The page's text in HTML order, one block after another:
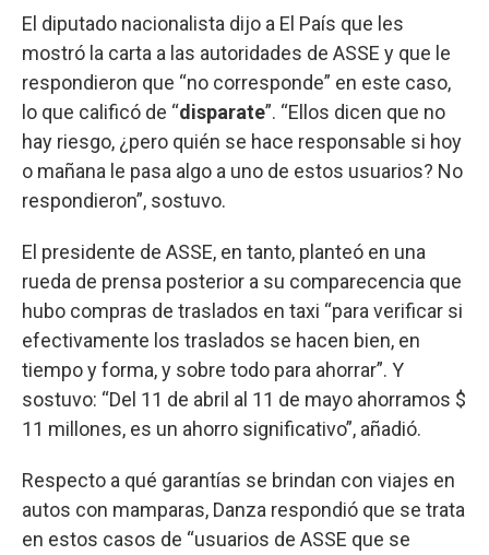
El diputado nacionalista dijo a El País que les
mostró la carta a las autoridades de ASSE y que le
respondieron que “no corresponde” en este caso,
lo que calificó de “disparate”. “Ellos dicen que no
hay riesgo, ¿pero quién se hace responsable si hoy
o mañana le pasa algo a uno de estos usuarios? No
respondieron”, sostuvo.
El presidente de ASSE, en tanto, planteó en una
rueda de prensa posterior a su comparecencia que
hubo compras de traslados en taxi “para verificar si
efectivamente los traslados se hacen bien, en
tiempo y forma, y sobre todo para ahorrar”. Y
sostuvo: “Del 11 de abril al 11 de mayo ahorramos $
11 millones, es un ahorro significativo”, añadió.
Respecto a qué garantías se brindan con viajes en
autos con mamparas, Danza respondió que se trata
en estos casos de “usuarios de ASSE que se